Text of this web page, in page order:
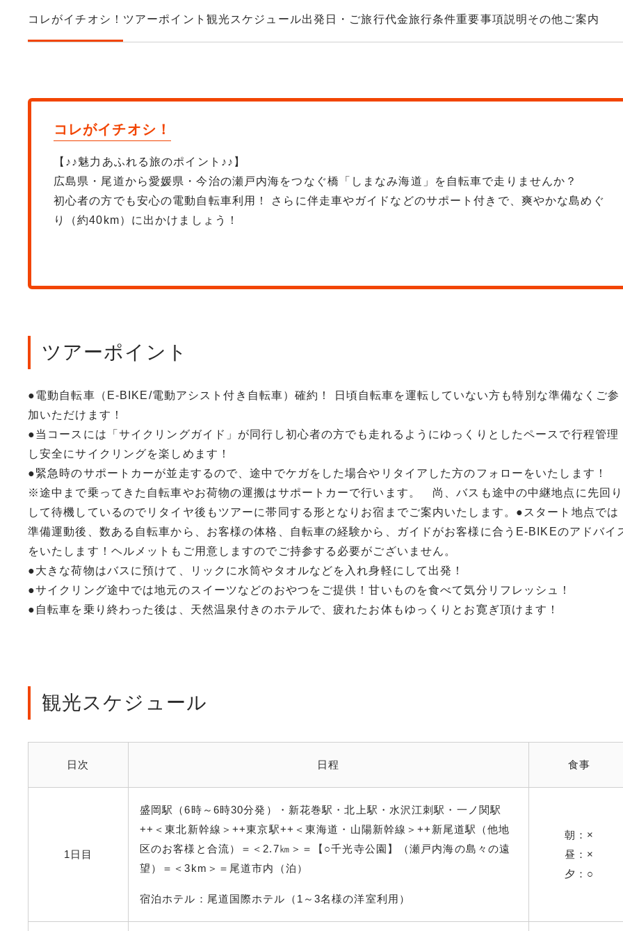
コレがイチオシ！ ツアーポイント 観光スケジュール出発日・ご旅行代金旅行条件重要事項説明 その他ご案内
コレがイチオシ！
【♪♪魅力あふれる旅のポイント♪♪】
広島県・尾道から愛媛県・今治の瀬戸内海をつなぐ橋「しまなみ海道」を自転車で走りませんか？
初心者の方でも安心の電動自転車利用！ さらに伴走車やガイドなどのサポート付きで、爽やかな島めぐ
り（約40km）に出かけましょう！
ツアーポイント
●電動自転車（E-BIKE/電動アシスト付き自転車）確約！ 日頃自転車を運転していない方も特別な準備なくご参
加いただけます！
●当コースには「サイクリングガイド」が同行し初心者の方でも走れるようにゆっくりとしたペースで行程管理
し安全にサイクリングを楽しめます！
●緊急時のサポートカーが並走するので、途中でケガをした場合やリタイアした方のフォローをいたします！
※途中まで乗ってきた自転車やお荷物の運搬はサポートカーで行います。 尚、バスも途中の中継地点に先回り
して待機しているのでリタイヤ後もツアーに帯同する形となりお宿までご案内いたします。●スタート地点では
準備運動後、数ある自転車から、お客様の体格、自転車の経験から、ガイドがお客様に合うE-BIKEのアドバイ
をいたします！ヘルメットもご用意しますのでご持参する必要がございません。
●大きな荷物はバスに預けて、リックに水筒やタオルなどを入れ身軽にして出発！
●サイクリング途中では地元のスイーツなどのおやつをご提供！甘いものを食べて気分リフレッシュ！
●自転車を乗り終わった後は、天然温泉付きのホテルで、疲れたお体もゆっくりとお寛ぎ頂けます！
観光スケジュール
日次 日程 食事
1日目
盛岡駅（6時～6時30分発）・新花巻駅・北上駅・水沢江刺駅・一ノ関駅
++＜東北新幹線 ＞++東京駅++＜東海道・山陽新幹線 ＞++ 新尾道駅（他地
区のお客様と合流）＝＜2.7㎞＞＝【○千光寺公園】（瀬戸内海の島々の遠
望 ）＝＜3km＞＝尾道市内（泊）
宿泊ホテル：尾道国際ホテル（1～3名様の洋室利用）
朝：×
昼：×
夕：○